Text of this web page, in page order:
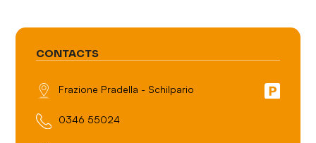
CONTACTS
Frazione Pradella - Schilpario
0346 55024